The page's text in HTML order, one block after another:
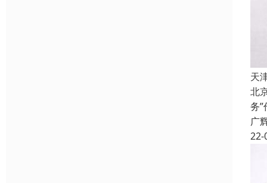
天
北
务
广
22-